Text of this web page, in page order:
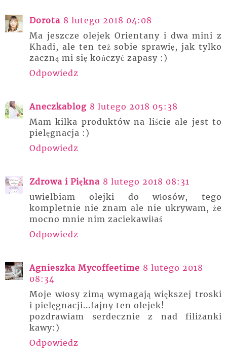
Dorota 8 lutego 2018 04:08
Ma jeszcze olejek Orientany i dwa mini z
Khadi, ale ten też sobie sprawię, jak tylko
zaczną mi się kończyć zapasy :)
Odpowiedz
Aneczkablog 8 lutego 2018 05:38
Mam kilka produktów na liście ale jest to
pielęgnacja :)
Odpowiedz
Zdrowa i Piękna 8 lutego 2018 08:31
uwielbiam olejki do włosów, tego
kompletnie nie znam ale nie ukrywam, że
mocno mnie nim zaciekawiłaś
Odpowiedz
Agnieszka Mycoffeetime 8 lutego 2018
08:34
Moje włosy zimą wymagają większej troski
i pielęgnacji...fajny ten olejek!
pozdrawiam serdecznie z nad filiżanki
kawy:)
Odpowiedz